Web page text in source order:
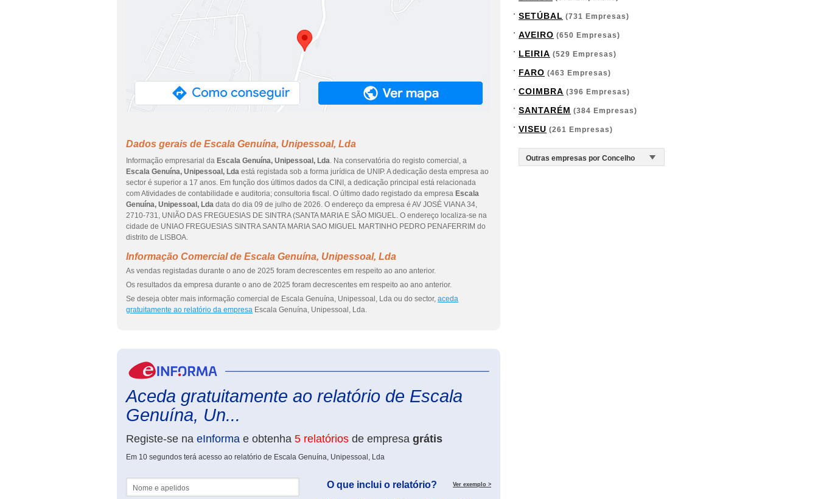
Dados gerais de Escala Genuína, Unipessoal, Lda
Informação empresarial da Escala Genuína, Unipessoal, Lda. Na conservatória do registo comercial, a
Escala Genuína, Unipessoal, Lda está registada sob a forma jurídica de UNIP. A dedicação desta empresa ao
sector é superior a 17 anos. Em função dos últimos dados da CINI, a dedicação principal está relacionada
com Atividades de contabilidade e auditoria; consultoria fiscal. O último dado registado da empresa Escala
Genuína, Unipessoal, Lda data do dia 09 de julho de 2026. O endereço da empresa é AV JOSÉ VIANA 34,
2710-731, UNIÃO DAS FREGUESIAS DE SINTRA (SANTA MARIA E SÃO MIGUEL. O endereço localiza-se na
cidade de UNIAO FREGUESIAS SINTRA SANTA MARIA SAO MIGUEL MARTINHO PEDRO PENAFERRIM do
distrito de LISBOA.
Informação Comercial de Escala Genuína, Unipessoal, Lda
As vendas registadas durante o ano de 2025 foram decrescentes em respeito ao ano anterior.
Os resultados da empresa durante o ano de 2025 foram decrescentes em respeito ao ano anterior.
Se deseja obter mais informação comercial de Escala Genuína, Unipessoal, Lda ou do sector, aceda
gratuitamente ao relatório da empresa Escala Genuína, Unipessoal, Lda.
Aceda gratuitamente ao relatório de Escala
Genuína, Un...
Registe-se na eInforma e obtenha 5 relatórios de empresa grátis
Em 10 segundos terá acesso ao relatório de Escala Genuína, Unipessoal, Lda
O que inclui o relatório? Ver exemplo >
SETÚBAL (731 Empresas)
AVEIRO (650 Empresas)
LEIRIA (529 Empresas)
FARO (463 Empresas)
COIMBRA (396 Empresas)
SANTARÉM (384 Empresas)
VISEU (261 Empresas)